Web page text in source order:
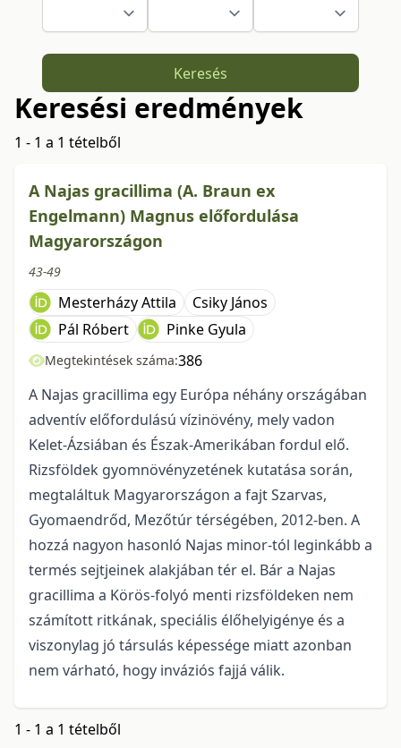
Keresés
Keresési eredmények
1 - 1 a 1 tételből
A Najas gracillima (A. Braun ex
Engelmann) Magnus előfordulása
Magyarországon
43-49
Mesterházy Attila
Csiky János
Pál Róbert
Pinke Gyula
Megtekintések száma:386
A Najas gracillima egy Európa néhány országában
adventív előfordulású vízinövény, mely vadon
Kelet-Ázsiában és Észak-Amerikában fordul elő.
Rizsföldek gyomnövényzetének kutatása során,
megtaláltuk Magyarországon a fajt Szarvas,
Gyomaendrőd, Mezőtúr térségében, 2012-ben. A
hozzá nagyon hasonló Najas minor-tól leginkább a
termés sejtjeinek alakjában tér el. Bár a Najas
gracillima a Körös-folyó menti rizsföldeken nem
számított ritkának, speciális élőhelyigénye és a
viszonylag jó társulás képessége miatt azonban
nem várható, hogy inváziós fajjá válik.
1 - 1 a 1 tételből